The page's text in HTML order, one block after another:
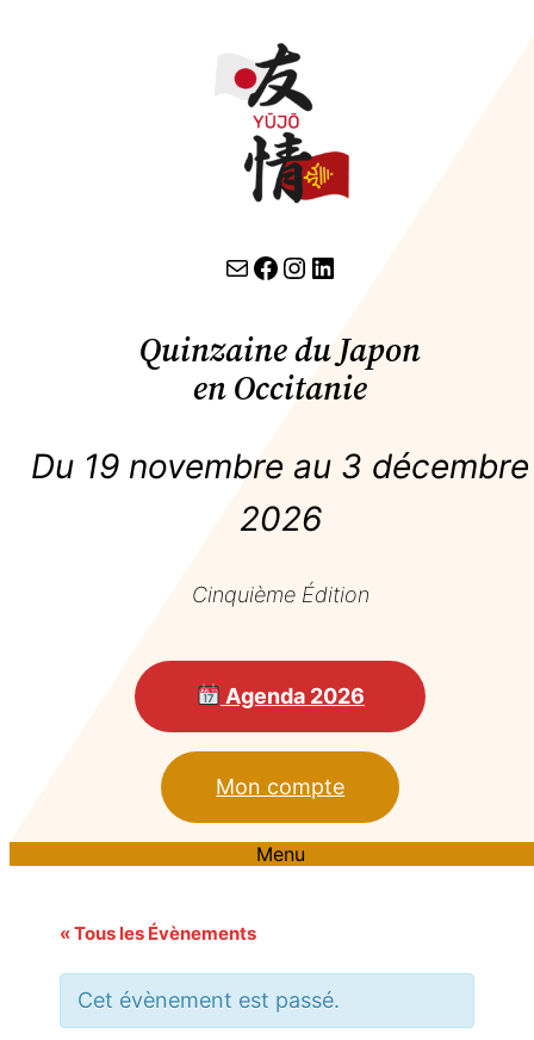
contact par email lien facebook Instagram LinkedIn
Quinzaine du Japon
en Occitanie
Du 19 novembre au 3 décembre
2026
Cinquième Édition
Agenda 2026
Mon compte
Menu
« Tous les Évènements
Cet évènement est passé.